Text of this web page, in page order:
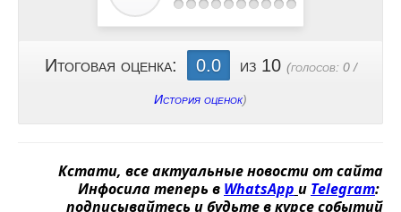
Итоговая оценка: 0.0 из 10 (голосов: 0/
История оценок)
Кстати, все актуальные новости от сайта
Инфосила теперь в WhatsApp и Telegram:
подписывайтесь и будьте в курсе событий